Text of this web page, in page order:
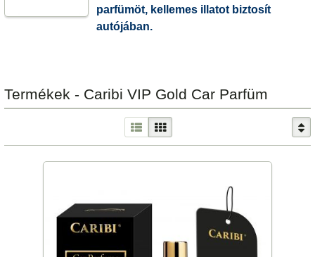
parfümöt, kellemes illatot biztosít
autójában.
Termékek - Caribi VIP Gold Car Parfüm